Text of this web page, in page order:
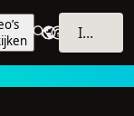
INLOGGEN